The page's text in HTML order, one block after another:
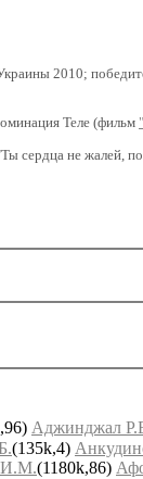
2010;
Теле (фильм
сердца не жалей,
Аджинджал
(135k,4)
И.М.(1180k,86)